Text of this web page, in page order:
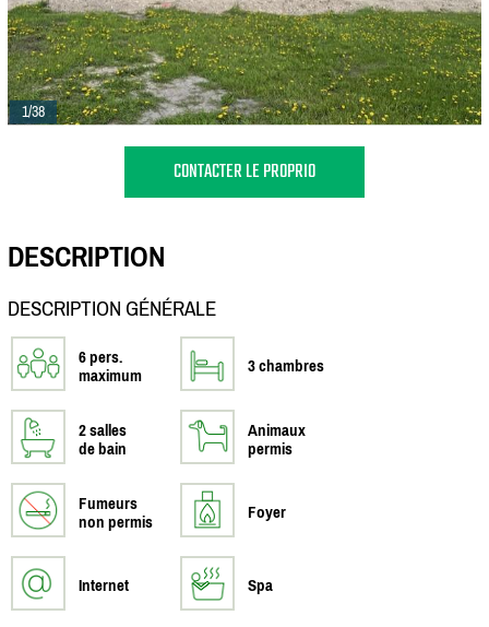
1/38
CONTACTER LE PROPRIO
DESCRIPTION
DESCRIPTION GÉNÉRALE
6 pers.
maximum
3 chambres
2 salles
de bain
Animaux
permis
Fumeurs
non permis
Foyer
Internet Spa